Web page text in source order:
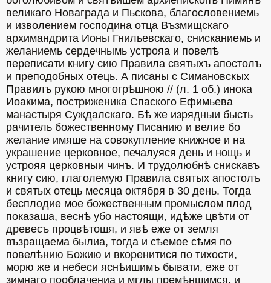
великаго Новаграда и Пьскова, благословениемь
и изволением господина отца Възмищскаго
архимандрита Ионы Гнильевскаго, снисканиемь и
желаниемь сердечнымь устрояа и повелѣ
переписати книгу сию Правила святыхъ апостолъ
и преподобных отець. А писаны с Симановскых
Правилъ рукою многогрѣшною // (л. 1 об.) инока
Иоакима, постриженика Спаского Ефимьева
манастыря Суждалскаго. Бѣ же изрядныи бысть
рачитель божественному Писанию и велие бо
желание имяше на совокупление книжное и на
украшение церковное, печалуяся день и нощь и
устрояя церковныи чинъ. И трудолюбнѣ снискавъ
книгу сию, глаголемую Правила святых апостолъ
и святых отець месяца октября в 30 день. Тогда
бесплодие мое божественным промыслом плод
показаша, веснѣ убо настоящи, идѣже цвѣти от
древесъ процвѣтошя, и явѣ еже от земля
възращаема былиа, тогда и сѣемое сѣмя по
повелѣнию Божию и вкоренитися по тихости,
морю же и небеси яснѣишимъ бывати, еже от
зимнаго пооблачениа и мглы премѣншимся, и